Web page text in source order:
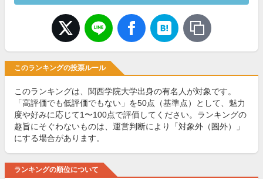
このランキングの投票ルール
このランキングは、関西学院大学出身の有名人が対象です。
「高評価でも低評価でもない」を50点（基準点）として、魅力
度や好みに応じて1〜100点で評価してください。ランキングの
趣旨にそぐわないものは、運営判断により「対象外（圏外）」
にする場合があります。
ランキングの順位について